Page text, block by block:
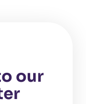
our